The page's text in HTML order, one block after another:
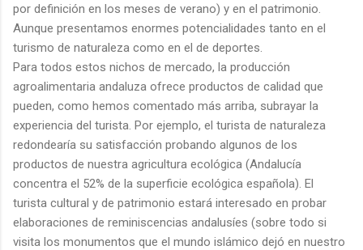
por definición en los meses de verano) y en el patrimonio.
Aunque presentamos enormes potencialidades tanto en el
turismo de naturaleza como en el de deportes.
Para todos estos nichos de mercado, la producción
agroalimentaria andaluza ofrece productos de calidad que
pueden, como hemos comentado más arriba, subrayar la
experiencia del turista. Por ejemplo, el turista de naturaleza
redondearía su satisfacción probando algunos de los
productos de nuestra agricultura ecológica (Andalucía
concentra el 52% de la superficie ecológica española). El
turista cultural y de patrimonio estará interesado en probar
elaboraciones de reminiscencias andalusíes (sobre todo si
visita los monumentos que el mundo islámico dejó en nuestro